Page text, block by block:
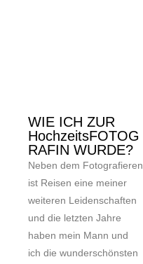
WIE ICH ZUR
HochzeitsFOTOG
RAFIN WURDE?
Neben dem Fotografieren
ist Reisen eine meiner
weiteren Leidenschaften
und die letzten Jahre
haben mein Mann und
ich die wunderschönsten